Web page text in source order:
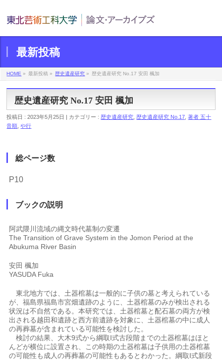
最新投稿
HOME » 最新投稿 » 歴史遺産研究 » 歴史遺産研究 No.17 安田 楓加
歴史遺産研究 No.17 安田 楓加
投稿日 : 2023年5月25日 | カテゴリー : 歴史遺産研究 歴史遺産研究 No.17 ,著者 五十
音順 ,や行
総ページ数
P10
ブックの説明
阿武隈川流域の縄文時代墓制の変遷
The Transition of Grave System in the Jomon Period at the
Abukuma River Basin
安田 楓加
YASUDA Fuka
東北地方では、土器棺墓は一般的に子供の墓と考えられている
が、福島県福島市宮畑遺跡のように、土器棺墓のみが検出される
状況は不自然である。本研究では、土器棺墓と配石墓の両方が検
出される越田和遺跡と西方前遺跡を対象に、土器棺墓の中に成人
の再葬墓が含まれている可能性を検討した。
検討の結果、大木9式から綱取I式古段階までの土器棺墓はほと
んどが横位に設置され、この時期の土器棺墓は子供用の土器棺墓
の可能性も成人の再葬墓の可能性もあるとわかった。綱取I式新段